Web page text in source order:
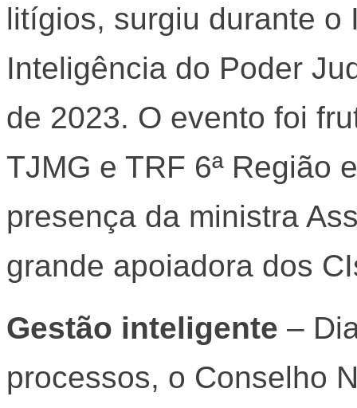
litígios, surgiu durante o
Inteligência do Poder
de 2023. O evento foi
TJMG e TRF 6ª Região
presença da ministra
grande apoiadora dos
Gestão inteligente ‒
processos, o Conselho